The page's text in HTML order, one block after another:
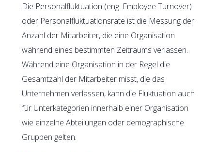
Die Personalfluktuation (eng. Employee Turnover)
oder Personalfluktuationsrate ist die Messung der
Anzahl der Mitarbeiter, die eine Organisation
während eines bestimmten Zeitraums verlassen.
Während eine Organisation in der Regel die
Gesamtzahl der Mitarbeiter misst, die das
Unternehmen verlassen, kann die Fluktuation auch
für Unterkategorien innerhalb einer Organisation
wie einzelne Abteilungen oder demographische
Gruppen gelten.